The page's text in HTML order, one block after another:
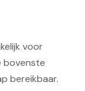
voor
bovenste
bereikbaar.